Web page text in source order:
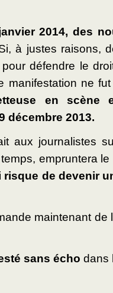
2014, des
à justes raisons,
défendre le
manifestation ne
en scène
décembre 2013.
aux journalistes
empruntera le
risque de devenir
maintenant de
sans écho dans